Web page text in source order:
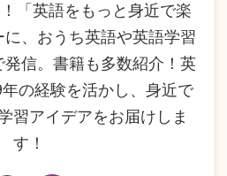
「英語をもっと身近で楽
に、おうち英語や英語学習
発信。書籍も多数紹介！英
の経験を活かし、身近で
習アイデアをお届けしま
す！